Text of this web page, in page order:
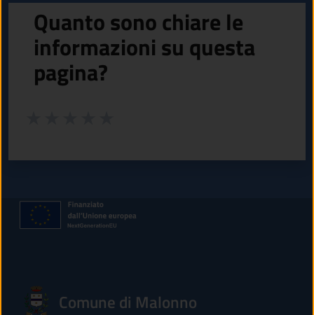
Quanto sono chiare le
informazioni su questa
pagina?
Comune di Malonno